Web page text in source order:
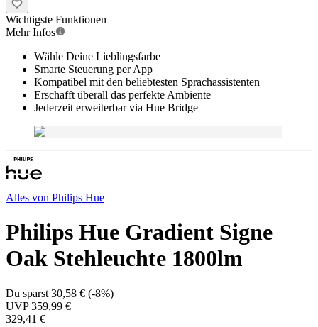
Wichtigste Funktionen
Mehr Infos
Wähle Deine Lieblingsfarbe
Smarte Steuerung per App
Kompatibel mit den beliebtesten Sprachassistenten
Erschafft überall das perfekte Ambiente
Jederzeit erweiterbar via Hue Bridge
Alles von Philips Hue
Philips Hue Gradient Signe
Oak Stehleuchte 1800lm
Du sparst 30,58 € (-8%)
UVP359,99 €
329,41 €